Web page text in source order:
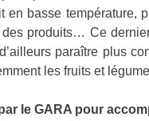
en basse température,
produits… Ce
paraître plus
les fruits et
le GARA pour